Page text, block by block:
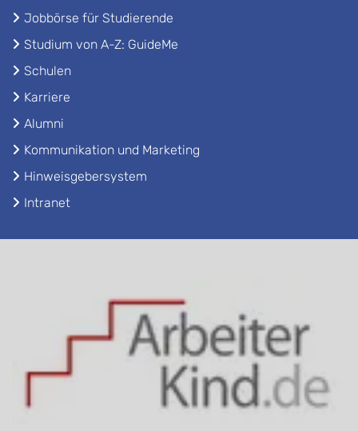
Jobbörse für Studierende
Studium von A-Z: GuideMe
Schulen
Karriere
Alumni
Kommunikation und Marketing
Hinweisgebersystem
Intranet